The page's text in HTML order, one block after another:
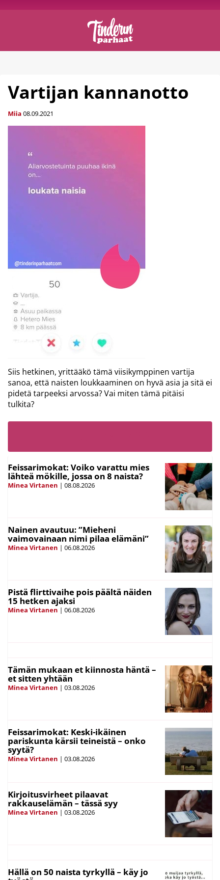
Vartijan kannanotto
Miia 08.09.2021
Siis hetkinen, yrittääkö tämä viisikymppinen vartija
sanoa, että naisten loukkaaminen on hyvä asia ja sitä ei
pidetä tarpeeksi arvossa? Vai miten tämä pitäisi
tulkita?
Feissarimokat: Voiko varattu mies
lähteä mökille, jossa on 8 naista?
Minea Virtanen | 08.08.2026
Nainen avautuu: ”Mieheni
vaimovainaan nimi pilaa elämäni”
Minea Virtanen | 06.08.2026
Pistä flirttivaihe pois päältä näiden
15 hetken ajaksi
Minea Virtanen | 06.08.2026
Tämän mukaan et kiinnosta häntä –
et sitten yhtään
Minea Virtanen | 03.08.2026
Feissarimokat: Keski-ikäinen
pariskunta kärsii teineistä – onko
syytä?
Minea Virtanen | 03.08.2026
Kirjoitusvirheet pilaavat
rakkauselämän – tässä syy
Minea Virtanen | 03.08.2026
Hällä on 50 naista tyrkyllä – käy jo